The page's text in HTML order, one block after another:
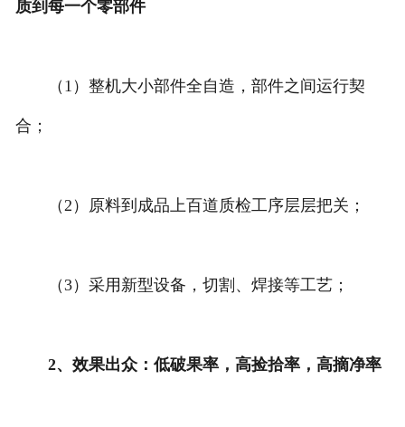
质到每一个零部件
（1）整机大小部件全自造，部件之间运行契
合；
（2）原料到成品上百道质检工序层层把关；
（3）采用新型设备，切割、焊接等工艺；
2、效果出众：低破果率，高捡拾率，高摘净率